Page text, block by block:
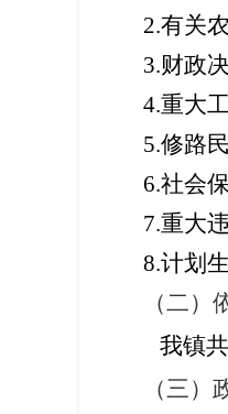
2.有关
3.财政
4.重大
5.修路
6.社会
7.重大
8.计划
（二）
我镇
（三）